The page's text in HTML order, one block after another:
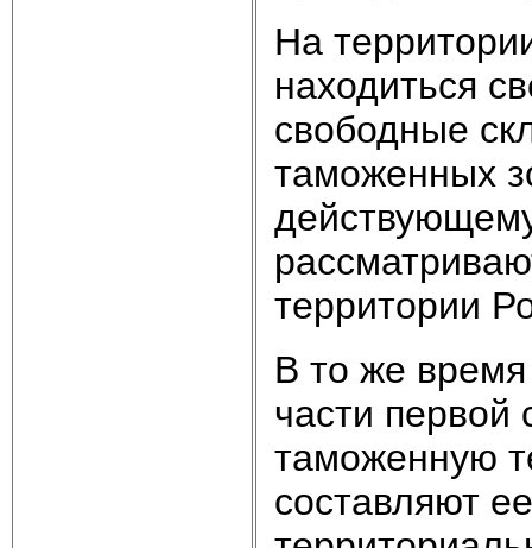
На
находиться
свободные
таможенных
территории
В то же время
части первой
таможенную
составляют